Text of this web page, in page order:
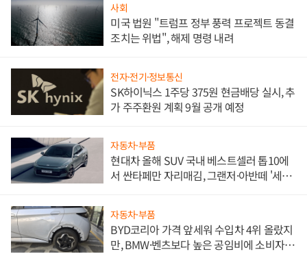
사회
미국 법원 "트럼프 정부 풍력 프로젝트 동결
조치는 위법", 해제 명령 내려
전자·전기·정보통신
SK하이닉스 1주당 375원 현금배당 실시, 추
가 주주환원 계획 9월 공개 예정
자동차·부품
현대차 올해 SUV 국내 베스트셀러 톱10에
서 싼타페만 자리매김, 그랜저·아반떼 '세단
자동차·부품
BYD코리아 가격 앞세워 수입차 4위 올랐지
만, BMW·벤츠보다 높은 공임비에 소비자